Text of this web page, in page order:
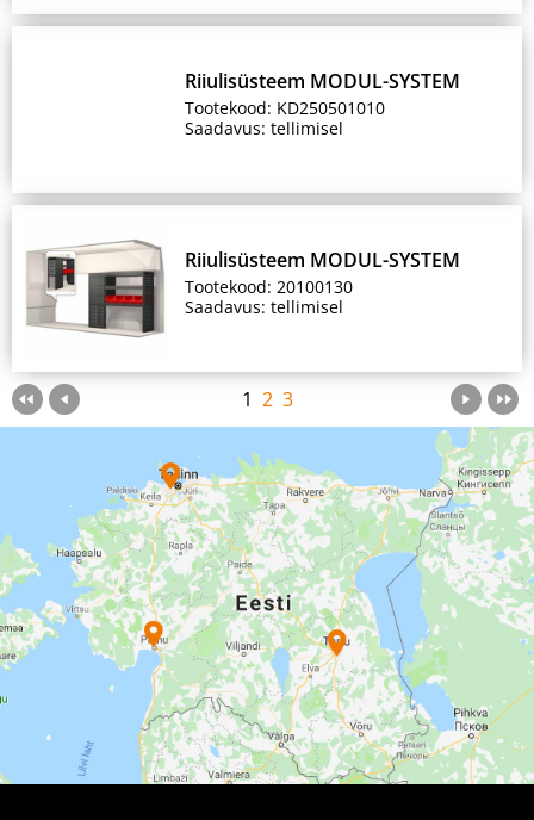
Riiulisüsteem MODUL-SYSTEM
Tootekood: KD250501010
Saadavus: tellimisel
Riiulisüsteem MODUL-SYSTEM
Tootekood: 20100130
Saadavus: tellimisel
1 2 3